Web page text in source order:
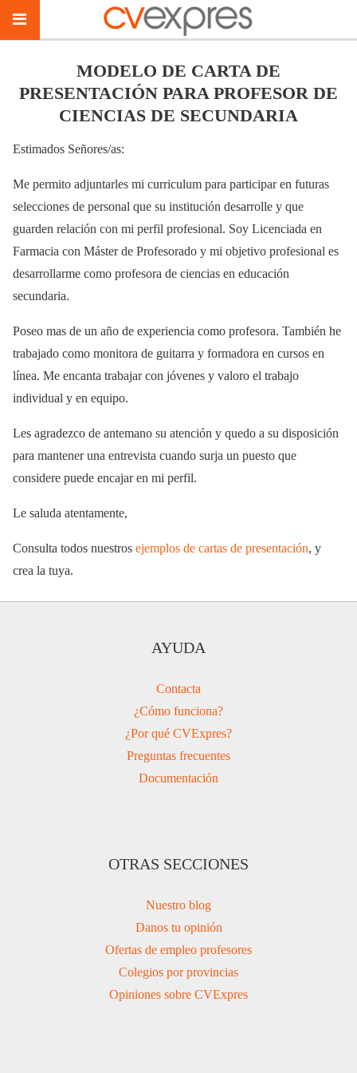
MODELO DE CARTA DE
PRESENTACIÓN PARA PROFESOR DE
CIENCIAS DE SECUNDARIA
Estimados Señores/as:
Me permito adjuntarles mi curriculum para participar en futuras
selecciones de personal que su institución desarrolle y que
guarden relación con mi perfil profesional. Soy Licenciada en
Farmacia con Máster de Profesorado y mi objetivo profesional es
desarrollarme como profesora de ciencias en educación
secundaria.
Poseo mas de un año de experiencia como profesora. También he
trabajado como monitora de guitarra y formadora en cursos en
línea. Me encanta trabajar con jóvenes y valoro el trabajo
individual y en equipo.
Les agradezco de antemano su atención y quedo a su disposición
para mantener una entrevista cuando surja un puesto que
considere puede encajar en mi perfil.
Le saluda atentamente,
Consulta todos nuestros ejemplos de cartas de presentación, y
crea la tuya.
AYUDA
Contacta
¿Cómo funciona?
¿Por qué CVExpres?
Preguntas frecuentes
Documentación
OTRAS SECCIONES
Nuestro blog
Danos tu opinión
Ofertas de empleo profesores
Colegios por provincias
Opiniones sobre CVExpres